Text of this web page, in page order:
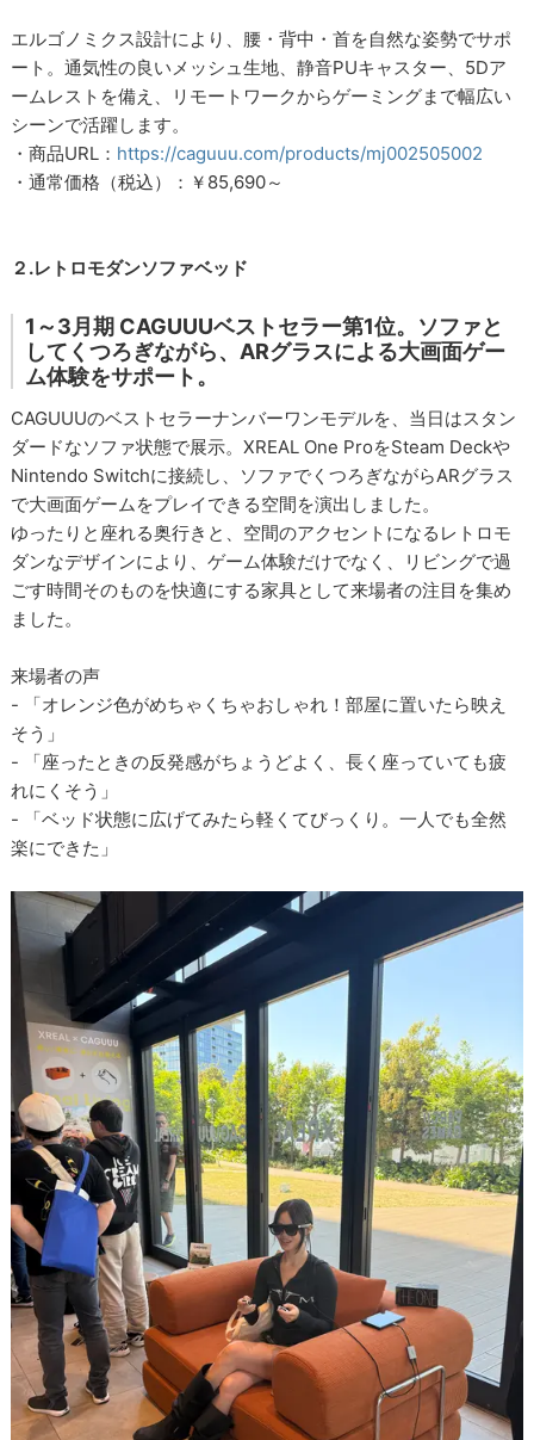
エルゴノミクス設計により、腰・背中・首を自然な姿勢でサポ
ート。通気性の良いメッシュ生地、静音PUキャスター、5Dア
ームレストを備え、リモートワークからゲーミングまで幅広い
シーンで活躍します。
・商品URL： https://caguuu.com/products/mj002505002
・通常価格（税込）：￥85,690～
２.レトロモダンソファベッド
1～3月期 CAGUUUベストセラー第1位。ソファと
してくつろぎながら、ARグラスによる大画面ゲー
ム体験をサポート。
CAGUUUのベストセラーナンバーワンモデルを、当日はスタン
ダードなソファ状態で展示。XREAL One ProをSteam Deckや
Nintendo Switchに接続し、ソファでくつろぎながらARグラス
で大画面ゲームをプレイできる空間を演出しました。
ゆったりと座れる奥行きと、空間のアクセントになるレトロモ
ダンなデザインにより、ゲーム体験だけでなく、リビングで過
ごす時間そのものを快適にする家具として来場者の注目を集め
ました。
来場者の声
- 「オレンジ色がめちゃくちゃおしゃれ！部屋に置いたら映え
そう」
- 「座ったときの反発感がちょうどよく、長く座っていても疲
れにくそう」
- 「ベッド状態に広げてみたら軽くてびっくり。一人でも全然
楽にできた」